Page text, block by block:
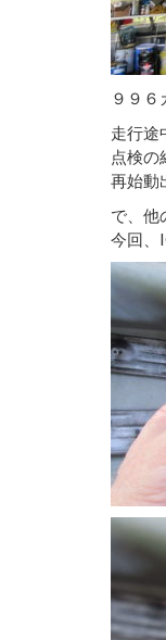
９９
走行途
点検の
再始動
で、他
今回、